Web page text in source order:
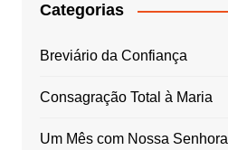
Categorias
Breviário da Confiança
Consagração Total à Maria
Um Mês com Nossa Senhora